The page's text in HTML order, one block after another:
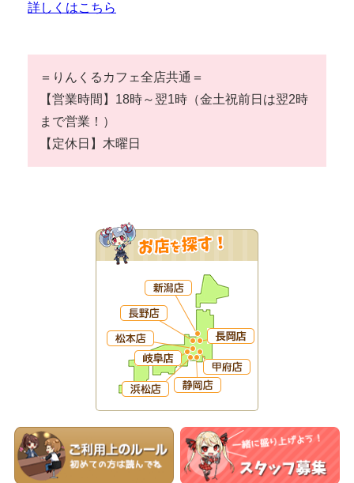
詳しくはこちら
＝りんくるカフェ全店共通＝
【営業時間】18時～翌1時（金土祝前日は翌2時
まで営業！）
【定休日】木曜日